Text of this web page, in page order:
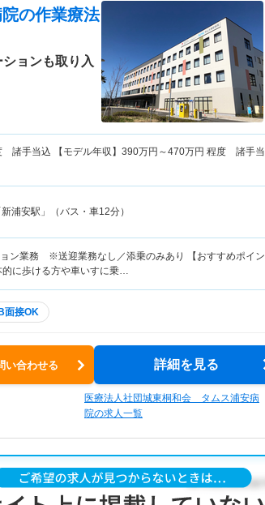
の作業療法
ョンも取り入
諸手当込 【モデル年収】 390万円～470万円 程度 諸手当
浦安駅」（バス・車12分）
ン業務 ※送迎業務なし／添乗のみあり 【おすすめポイン
的に歩ける方や車いすに乗…
面接OK
い合わせる 詳細を見る
医療法人社団城東桐和会 タムス浦安病
院の求人一覧